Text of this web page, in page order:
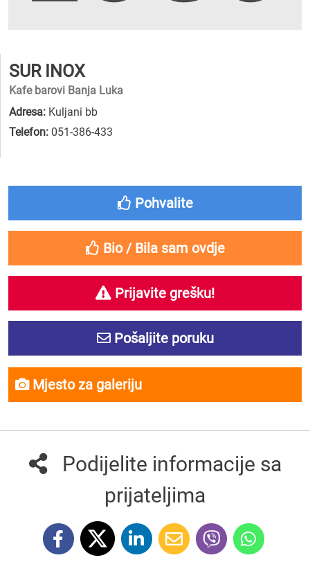
SUR INOX
Kafe barovi Banja Luka
Adresa: Kuljani bb
Telefon: 051-386-433
Pohvalite
Bio / Bila sam ovdje
Prijavite grešku!
Pošaljite poruku
Mjesto za galeriju
Podijelite informacije sa
prijateljima